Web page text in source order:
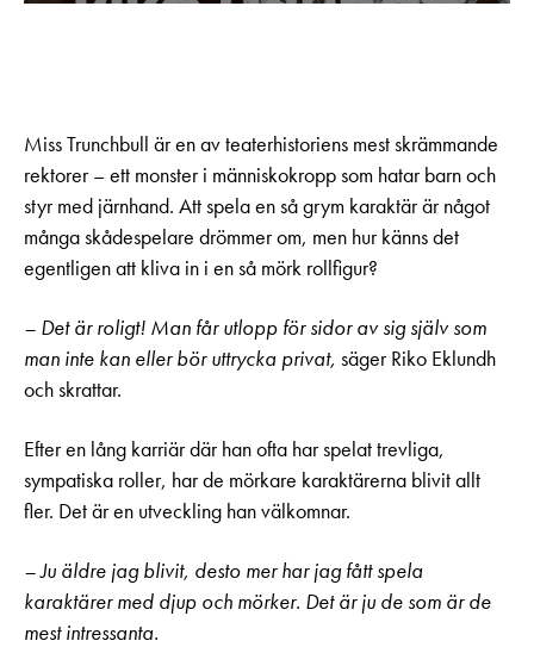
Miss Trunchbull är en av teaterhistoriens mest skrämmande
rektorer – ett monster i människokropp som hatar barn och
styr med järnhand. Att spela en så grym karaktär är något
många skådespelare drömmer om, men hur känns det
egentligen att kliva in i en så mörk rollfigur?
– Det är roligt! Man får utlopp för sidor av sig själv som
man inte kan eller bör uttrycka privat, säger Riko Eklundh
och skrattar.
Efter en lång karriär där han ofta har spelat trevliga,
sympatiska roller, har de mörkare karaktärerna blivit allt
fler. Det är en utveckling han välkomnar.
– Ju äldre jag blivit, desto mer har jag fått spela
karaktärer med djup och mörker. Det är ju de som är de
mest intressanta.